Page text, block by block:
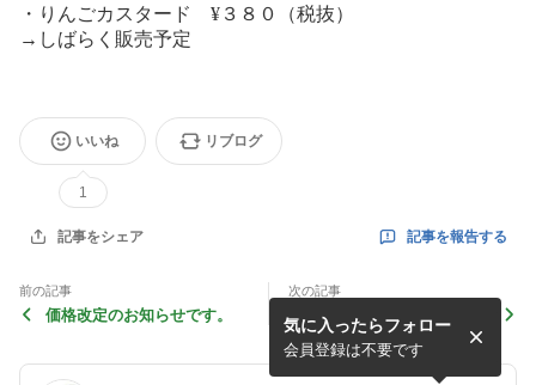
・りんごカスタード ¥３８０（税抜）
→しばらく販売予定
いいね
1
リブログ
記事をシェア 記事を報告する
前の記事
価格改定のお知らせです。
次の記事
レンタルスペース 2
気に入ったらフォロー
会員登録は不要です